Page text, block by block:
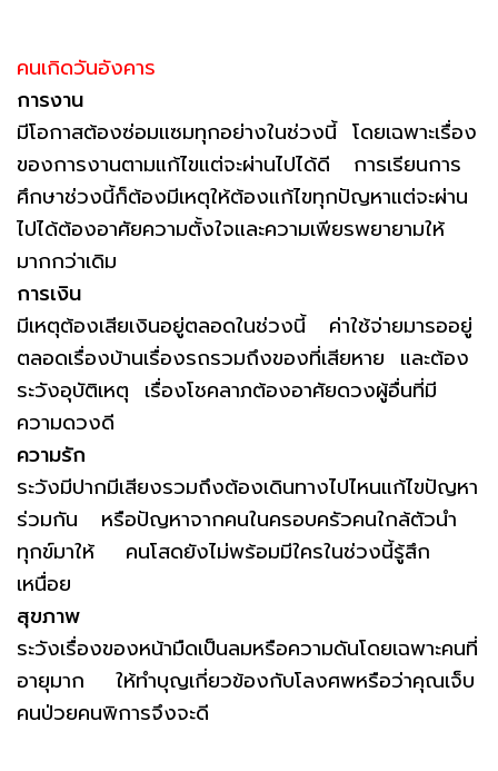
คนเกิดวันอังคาร
การงาน
มีโอกาสต้องซ่อมแซมทุกอย่างในช่วงนี้ โดยเฉพาะเรื่อง
ของการงานตามแก้ไขแต่จะผ่านไปได้ดี การเรียนการ
ศึกษาช่วงนี้ก็ต้องมีเหตุให้ต้องแก้ไขทุกปัญหาแต่จะผ่าน
ไปได้ต้องอาศัยความตั้งใจและความเพียรพยายามให้
มากกว่าเดิม
การเงิน
มีเหตุต้องเสียเงินอยู่ตลอดในช่วงนี้ ค่าใช้จ่ายมารออยู่
ตลอดเรื่องบ้านเรื่องรถรวมถึงของที่เสียหาย และต้อง
ระวังอุบัติเหตุ เรื่องโชคลาภต้องอาศัยดวงผู้อื่นที่มี
ความดวงดี
ความรัก
ระวังมีปากมีเสียงรวมถึงต้องเดินทางไปไหนแก้ไขปัญหา
ร่วมกัน หรือปัญหาจากคนในครอบครัวคนใกล้ตัวนำ
ทุกข์มาให้ คนโสดยังไม่พร้อมมีใครในช่วงนี้รู้สึก
เหนื่อย
สุขภาพ
ระวังเรื่องของหน้ามืดเป็นลมหรือความดันโดยเฉพาะคนที่
อายุมาก ให้ทำบุญเกี่ยวข้องกับโลงศพหรือว่าคุณเจ็บ
คนป่วยคนพิการจึงจะดี